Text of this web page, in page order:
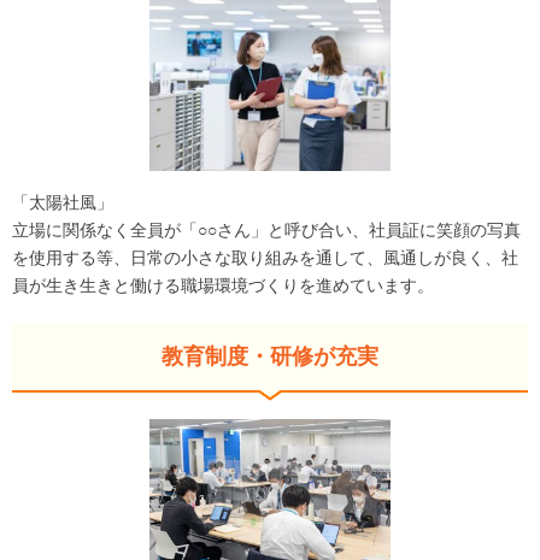
「太陽社風」
立場に関係なく全員が「○○さん」と呼び合い、社員証に笑顔の写真
を使用する等、日常の小さな取り組みを通して、風通しが良く、社
員が生き生きと働ける職場環境づくりを進めています。
教育制度・研修が充実